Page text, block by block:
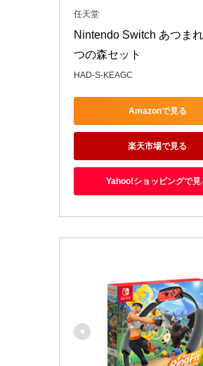
任天堂
Nintendo Switch あつま
つの森セット
HAD-S-KEAGC
Amazonで見る
楽天市場で見る
Yahoo!ショッピングで見